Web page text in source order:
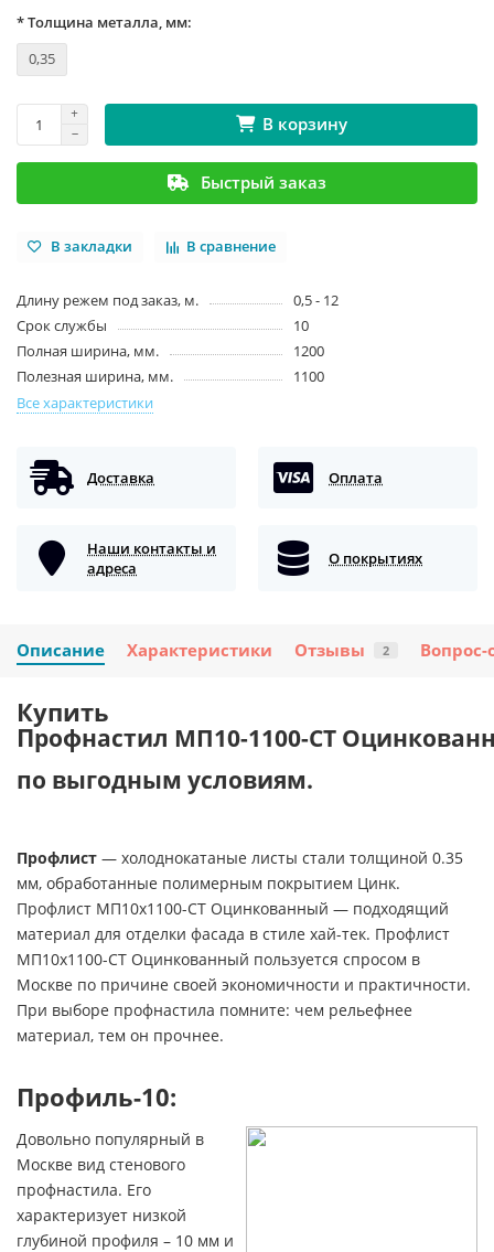
* Толщина металла, мм:
0,35
В корзину
Быстрый заказ
В закладки В сравнение
Длину режем под заказ, м.
0,5 - 12
Срок службы
10
Полная ширина, мм.
1200
Полезная ширина, мм.
1100
Все характеристики
Доставка Оплата
Наши контакты и
адреса
О покрытиях
Описание Характеристики Отзывы 2 Вопрос-
Купить
Профнастил МП10-1100-СТ
по выгодным условиям.
Профлист — холоднокатаные листы стали толщиной 0.35
мм, обработанные полимерным покрытием Цинк.
Профлист МП10х1100-СТ Оцинкованный — подходящий
материал для отделки фасада в стиле хай-тек. Профлист
МП10х1100-СТ Оцинкованный пользуется спросом в
Москве по причине своей экономичности и практичности.
При выборе профнастила помните: чем рельефнее
материал, тем он прочнее.
Профиль-10:
Довольно популярный в
Москве вид стенового
профнастила. Его
характеризует низкой
глубиной профиля – 10 мм и